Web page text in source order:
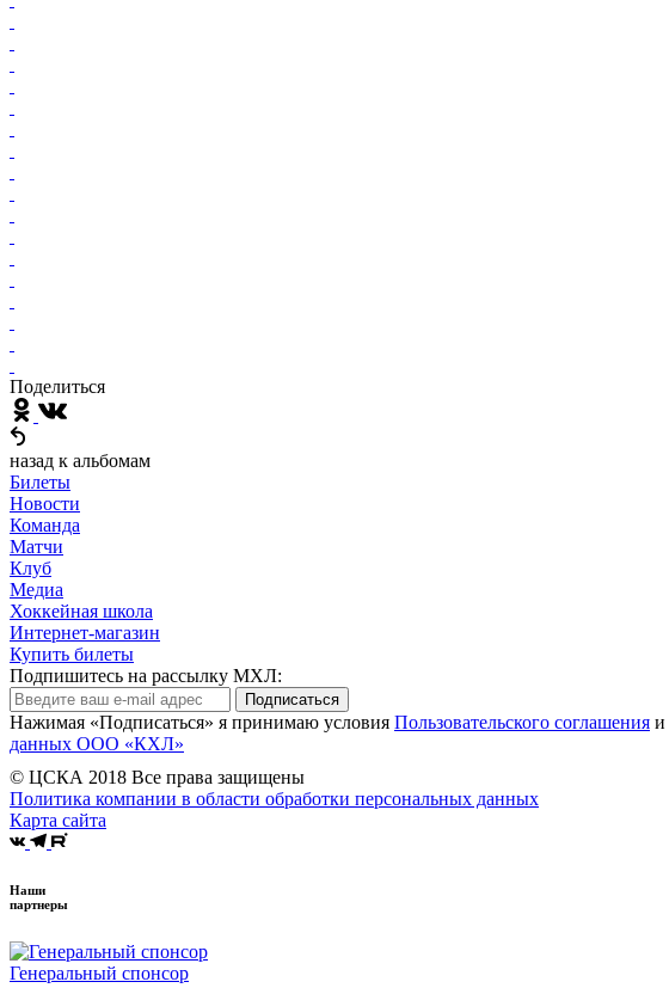
Поделиться
назад к альбомам
Билеты
Новости
Команда
Матчи
Клуб
Медиа
Хоккейная школа
Интернет-магазин
Купить билеты
Подпишитесь на рассылку МХЛ:
Подписаться
Нажимая «Подписаться» я принимаю условия Пользовательского соглашения и
данных ООО «КХЛ»
© ЦСКА 2018 Все права защищены
Политика компании в области обработки персональных данных
Карта сайта
Наши
партнеры
Генеральный спонсор